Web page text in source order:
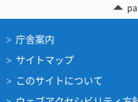
庁舎案内
サイトマップ
このサイトについて